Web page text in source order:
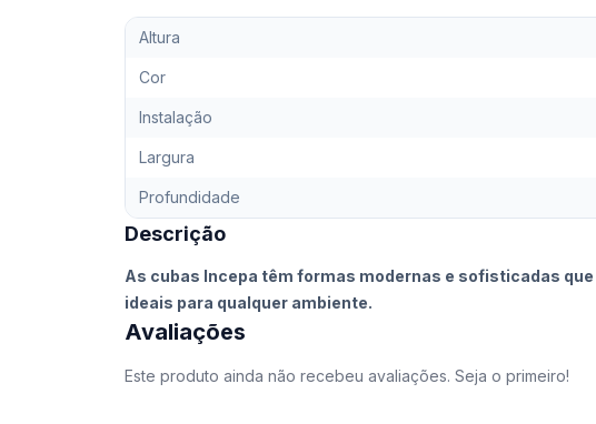
Altura
Cor
Instalação
Largura
Profundidade
Descrição
As cubas Incepa têm formas modernas e sofisticadas
ideais para qualquer ambiente.
Avaliações
Este produto ainda não recebeu avaliações. Seja o primeiro!